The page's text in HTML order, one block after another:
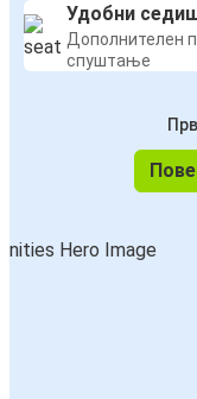
Удобни
Дополнителен
спуштање